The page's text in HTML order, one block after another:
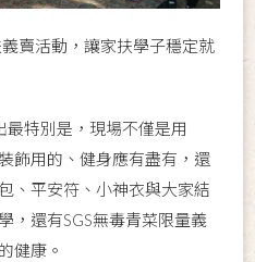
賣活動，讓家扶學子穩定就
特別是，現場不僅是用
飾用的、健身應有盡有，還
、平安符、小神衣與大家結
，還有SGS無毒青菜限量義
健康。